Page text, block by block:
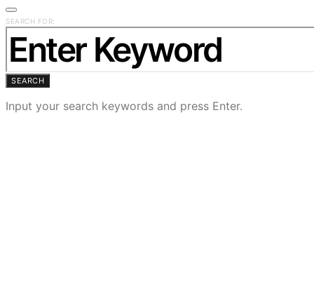
SEARCH FOR:
SEARCH
Input your search keywords and press Enter.